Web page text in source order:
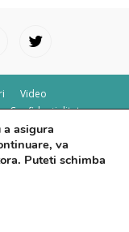
Video
Confidențialitate
asigura
va
Puteti schimba